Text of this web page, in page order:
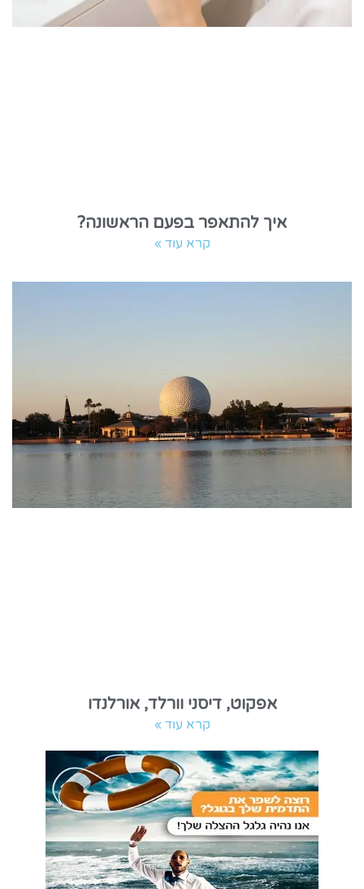
איך להתאפר בפעם הראשונה?
קרא עוד »
אפקוט, דיסני וורלד, אורלנדו
קרא עוד »